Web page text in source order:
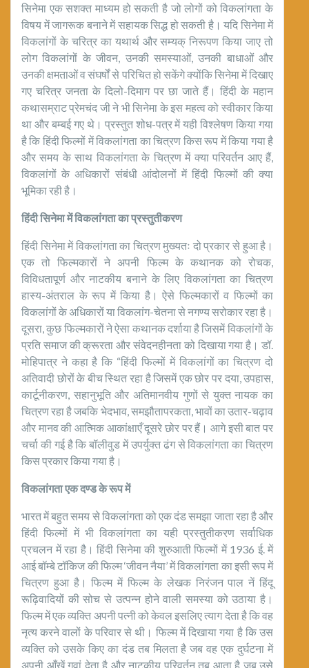
सिनेमा एक सशक्त माध्यम हो सकती है जो लोगों को विकलांगता के
विषय में जागरूक बनाने में सहायक सिद्ध हो सकती है। यदि सिनेमा में
विकलांगों के चरित्र का यथार्थ और सम्यक् निरूपण किया जाए तो
लोग विकलांगों के जीवन, उनकी समस्याओं, उनकी बाधाओं और
उनकी क्षमताओं व संघर्षों से परिचित हो सकेंगे क्योंकि सिनेमा में दिखाए
गए चरित्र जनता के दिलो-दिमाग पर छा जाते हैं। हिंदी के महान
कथासम्राट प्रेमचंद जी ने भी सिनेमा के इस महत्व को स्वीकार किया
था और बम्बई गए थे। प्रस्तुत शोध-पत्र में यही विश्लेषण किया गया
है कि हिंदी फिल्मों में विकलांगता का चित्रण किस रूप में किया गया है
और समय के साथ विकलांगता के चित्रण में क्या परिवर्तन आए हैं,
विकलांगों के अधिकारों संबंधी आंदोलनों में हिंदी फिल्मों की क्या
भूमिका रही है।
हिंदी सिनेमा में विकलांगता का प्रस्तुतीकरण
हिंदी सिनेमा में विकलांगता का चित्रण मुख्यतः दो प्रकार से हुआ है।
एक तो फिल्मकारों ने अपनी फिल्म के कथानक को रोचक,
विविधतापूर्ण और नाटकीय बनाने के लिए विकलांगता का चित्रण
हास्य-अंतराल के रूप में किया है। ऐसे फिल्मकारों व फिल्मों का
विकलांगों के अधिकारों या विकलांग-चेतना से नगण्य सरोकार रहा है।
दूसरा, कुछ फिल्मकारों ने ऐसा कथानक दर्शाया है जिसमें विकलांगों के
प्रति समाज की क्रूरता और संवेदनहीनता को दिखाया गया है। डॉ.
मोहिपात्र ने कहा है कि “हिंदी फिल्मों में विकलांगों का चित्रण दो
अतिवादी छोरों के बीच स्थित रहा है जिसमें एक छोर पर दया, उपहास,
कार्टूनीकरण, सहानुभूति और अतिमानवीय गुणों से युक्त नायक का
चित्रण रहा है जबकि भेदभाव, समझौतापरकता, भावों का उतार-चढ़ाव
और मानव की आत्मिक आकांक्षाएँ दूसरे छोर पर हैं। आगे इसी बात पर
चर्चा की गई है कि बॉलीवुड में उपर्युक्त ढंग से विकलांगता का चित्रण
किस प्रकार किया गया है।
विकलांगता एक दण्ड के रूप में
भारत में बहुत समय से विकलांगता को एक दंड समझा जाता रहा है और
हिंदी फिल्मों में भी विकलांगता का यही प्रस्तुतीकरण सर्वाधिक
प्रचलन में रहा है। हिंदी सिनेमा की शुरुआती फिल्मों में 1936 ई. में
आई बॉम्बे टॉकिज की फिल्म ‘जीवन नैया’ में विकलांगता का इसी रूप में
चित्रण हुआ है। फिल्म में फिल्म के लेखक निरंजन पाल नें हिंदू
रूढ़िवादियों की सोच से उत्पन्न होने वाली समस्या को उठाया है।
फिल्म में एक व्यक्ति अपनी पत्नी को केवल इसलिए त्याग देता है कि वह
नृत्य करने वालों के परिवार से थी। फिल्म में दिखाया गया है कि उस
व्यक्ति को उसके किए का दंड तब मिलता है जब वह एक दुर्घटना में
अपनी आँखें गवां देता है और नाटकीय परिवर्तन तब आता है जब उसे